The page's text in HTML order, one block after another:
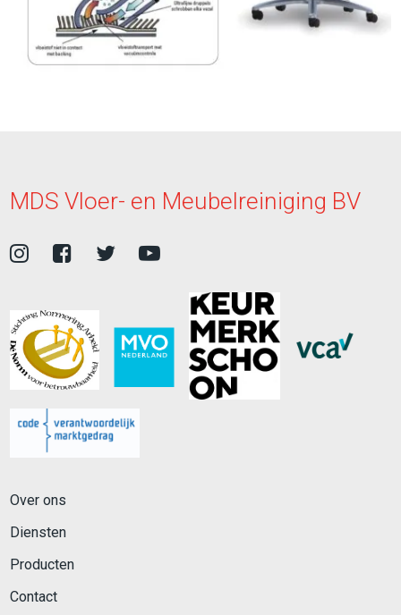
MDS Vloer- en Meubelreiniging BV
Over ons
Diensten
Producten
Contact